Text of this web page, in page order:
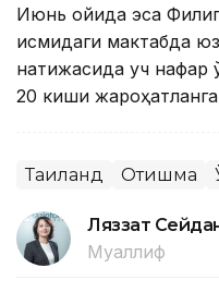
Июнь ойида эса
қисмидаги мактабда
натижасида уч нафар
20 киши
Таиланд Отишма
Ляззат
Муаллиф